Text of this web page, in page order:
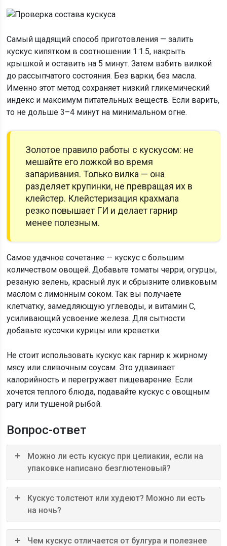
Самый щадящий способ приготовления — залить
кускус кипятком в соотношении 1:1.5, накрыть
крышкой и оставить на 5 минут. Затем взбить вилкой
до рассыпчатого состояния. Без варки, без масла.
Именно этот метод сохраняет низкий гликемический
индекс и максимум питательных веществ. Если варить,
то не дольше 3–4 минут на минимальном огне.
Золотое правило работы с кускусом: не
мешайте его ложкой во время
запаривания. Только вилка — она
разделяет крупинки, не превращая их в
клейстер. Клейстеризация крахмала
резко повышает ГИ и делает гарнир
менее полезным.
Самое удачное сочетание — кускус с большим
количеством овощей. Добавьте томаты черри, огурцы,
резаную зелень, красный лук и сбрызните оливковым
маслом с лимонным соком. Так вы получаете
клетчатку, замедляющую углеводы, и витамин C,
усиливающий усвоение железа. Для сытности
добавьте кусочки курицы или креветки.
Не стоит использовать кускус как гарнир к жирному
мясу или сливочным соусам. Это удваивает
калорийность и перегружает пищеварение. Если
хочется теплого блюда, подавайте кускус с овощным
рагу или тушеной рыбой.
Вопрос-ответ
Можно ли есть кускус при целиакии, если на
упаковке написано безглютеновый?
Кускус толстеют или худеют? Можно ли есть
на ночь?
Чем кускус отличается от булгура и полезнее